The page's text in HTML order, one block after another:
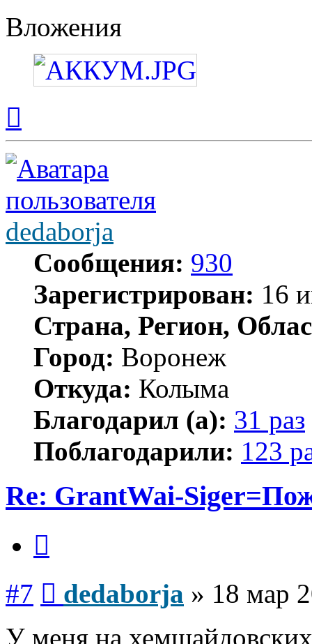
Вложения
началу
dedaborja
Сообщения: 930
Зарегистрирован: 16
Страна, Регион,
Город: Воронеж
Откуда: Колыма
Благодарил (а): 31 раз
Поблагодарили: 123
Re: GrantWai-
#7 dedaborja » 18 мар
У меня на